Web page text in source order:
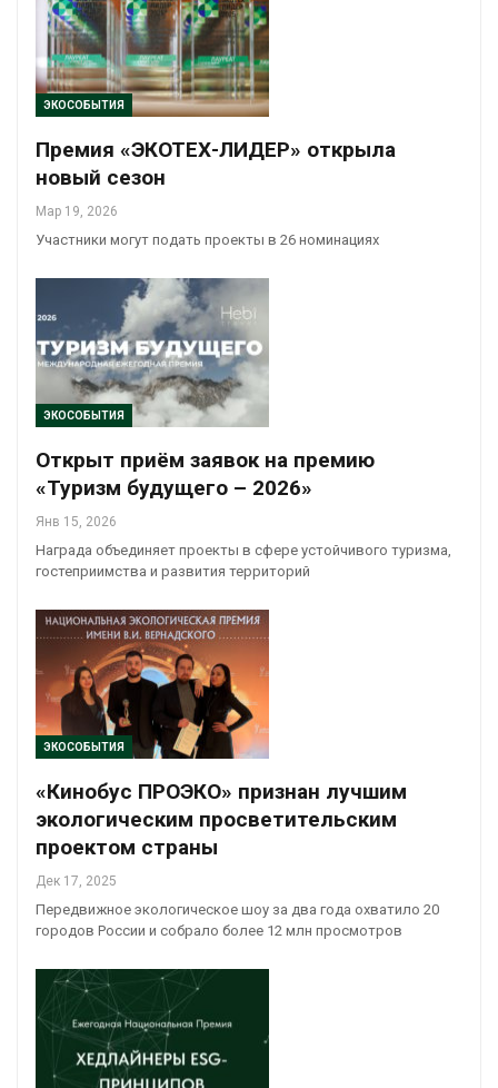
ЭКОСОБЫТИЯ
Премия «ЭКОТЕХ-ЛИДЕР» открыла
новый сезон
Мар 19, 2026
Участники могут подать проекты в 26 номинациях
ЭКОСОБЫТИЯ
Открыт приём заявок на премию
«Туризм будущего – 2026»
Янв 15, 2026
Награда объединяет проекты в сфере устойчивого туризма,
гостеприимства и развития территорий
ЭКОСОБЫТИЯ
«Кинобус ПРОЭКО» признан лучшим
экологическим просветительским
проектом страны
Дек 17, 2025
Передвижное экологическое шоу за два года охватило 20
городов России и собрало более 12 млн просмотров